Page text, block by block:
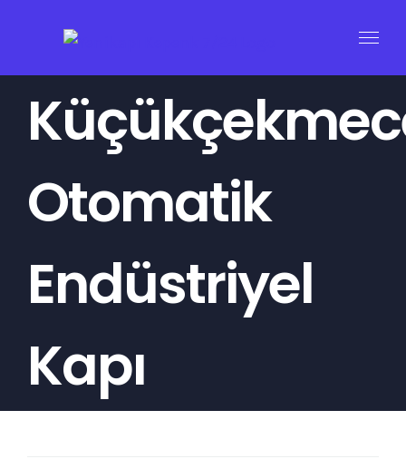
Otomatik
Endüstriyel
Kapı